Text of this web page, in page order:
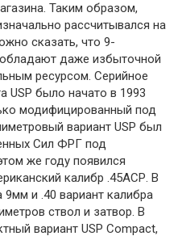
Таким образом,
рассчитывался на
сказать, что 9-
даже избыточной
ресурсом. Серийное
USP было начато в 1993
модифицированный под
вариант USP был
Сил ФРГ под
же году появился
калибр .45АСР. В
9мм и .40 вариант калибра
ствол и затвор. В
вариант USP Compact,